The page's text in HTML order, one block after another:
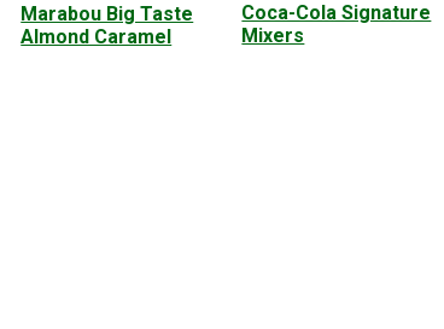
Marabou Big Taste
Almond Caramel
Coca-Cola Signature
Mixers